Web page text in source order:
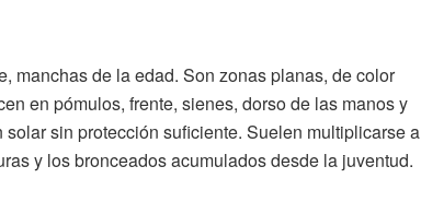
manchas de la edad. Son zonas planas, de color
en pómulos, frente, sienes, dorso de las manos y
sin protección suficiente. Suelen multiplicarse a
y los bronceados acumulados desde la juventud.